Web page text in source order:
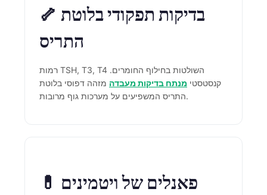
🦴 בדיקות תפקודי בלוטת
התריס
רמות TSH, T3, T4 השולטות בחילוף החומרים.
קנסטסטי מנתח בדיקות מעבדה מזהה דפוסי בלוטת
התריס המשפיעים על מערכות גוף מרובות.
💊 פאנלים של ויטמיניםአማርኛ
Қазақ тілі
Suomi
Hrvatski
Slovenčina
پښتو